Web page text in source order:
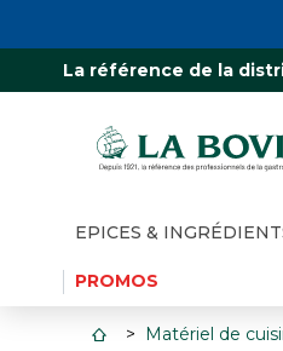
La référence de la
EPICES &
PROMOS
Matériel de